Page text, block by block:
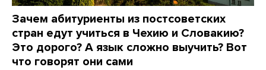
Зачем абитуриенты из постсоветских
стран едут учиться в Чехию и Словакию?
Это дорого? А язык сложно выучить? Вот
что говорят они сами